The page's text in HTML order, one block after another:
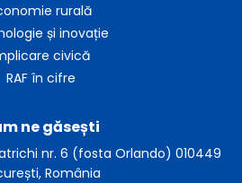
rurală
și inovație
civică
RAF în cifre
ne găsești
nr. 6 (fosta Orlando) 010449
România